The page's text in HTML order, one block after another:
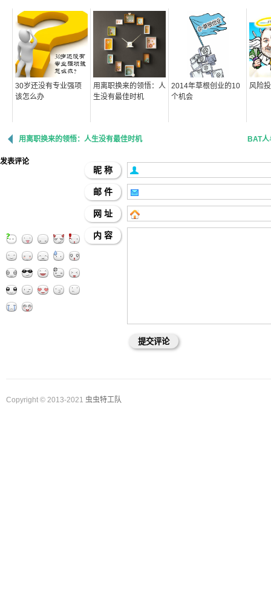
30岁还没有专业强项
该怎么办
用离职换来的领悟：人
生没有最佳时机
2014年草根创业的10
个机会
风险
用离职换来的领悟：人生没有最佳时机 BAT
发表评论
昵 称
邮 件
网 址
内 容
Copyright © 2013-2021 虫虫特工队